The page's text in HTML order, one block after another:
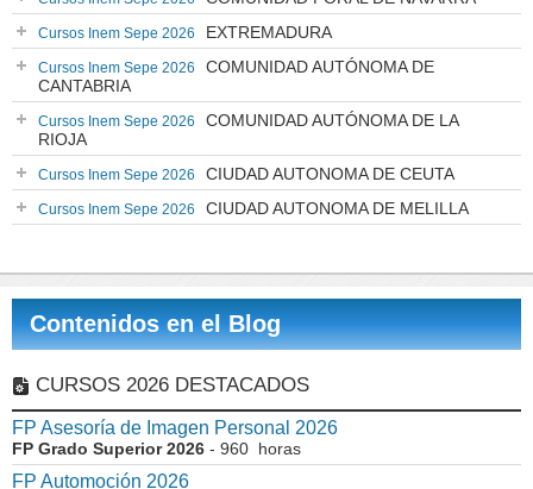
Cursos Inem Sepe 2026 EXTREMADURA
Cursos Inem Sepe 2026
COMUNIDAD AUTÓNOMA DE
CANTABRIA
Cursos Inem Sepe 2026
COMUNIDAD AUTÓNOMA DE LA
RIOJA
Cursos Inem Sepe 2026 CIUDAD AUTONOMA DE CEUTA
Cursos Inem Sepe 2026 CIUDAD AUTONOMA DE MELILLA
Contenidos en el Blog
CURSOS 2026 DESTACADOS
FP Asesoría de Imagen Personal 2026
FP Grado Superior 2026 - 960 horas
FP Automoción 2026